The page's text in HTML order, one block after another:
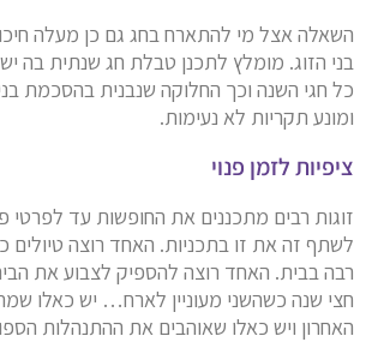
השאלה אצל מי להתארח בחג גם כן מעלה
בני הזוג. מומלץ לתכנן טבלת חג שנתית בה
כל חגי השנה וכך החלוקה שנבנית בהסכמת
ומונע תקריות לא נעימות.
ציפיות לזמן פנוי
זוגות רבים מתכננים את החופשות עד לפרטי
לשתף זה את זו בתכניות. האחד רוצה טיולים
רבה בבית. האחד רוצה להספיק לצבוע את
חצי שנה כשהשני מעוניין לארח… יש כאלו
האחרון ויש כאלו שאוהבים את ההתנהלות